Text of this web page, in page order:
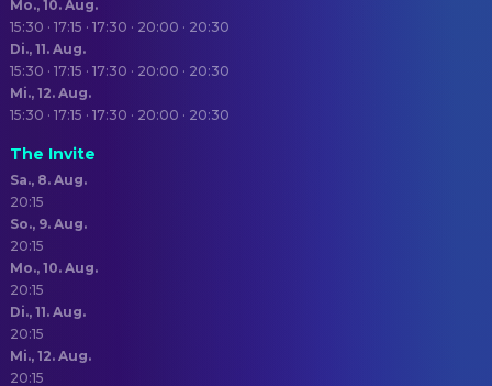
Mo., 10. Aug.
15:30 · 17:15 · 17:30 · 20:00 · 20:30
Di., 11. Aug.
15:30 · 17:15 · 17:30 · 20:00 · 20:30
Mi., 12. Aug.
15:30 · 17:15 · 17:30 · 20:00 · 20:30
The Invite
Sa., 8. Aug.
20:15
So., 9. Aug.
20:15
Mo., 10. Aug.
20:15
Di., 11. Aug.
20:15
Mi., 12. Aug.
20:15